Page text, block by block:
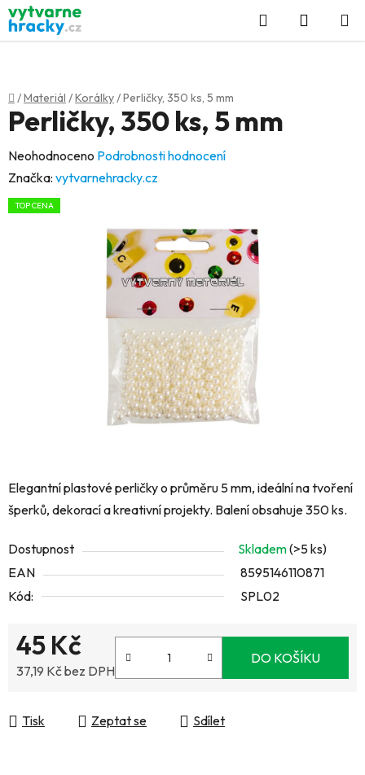
Přejít
na
obsah
Hledat
KOŠÍK
Domů
/Materiál /Korálky/Perličky, 350 ks, 5 mm
Elegantní plastové perličky o průměru 5 mm, ideální na tvoření
šperků, dekorací a kreativní projekty. Balení obsahuje 350 ks.
Dostupnost Skladem(>5 ks)
EAN
8595146110871
Kód:
SPL02
45 Kč
37,19 Kč bez DPH
DO KOŠÍKU
Tisk Zeptat se Sdílet
Perličky, 350 ks, 5 mm
Průměrné
hodnocení
produktu
Neohodnoceno Podrobnosti hodnocení
Značka: vytvarnehracky.cz
TOP CENA